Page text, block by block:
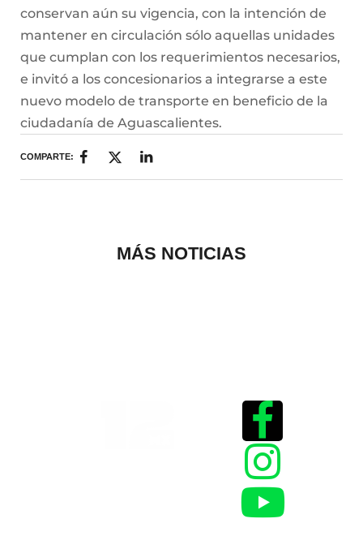
conservan aún su vigencia, con la intención de
mantener en circulación sólo aquellas unidades
que cumplan con los requerimientos necesarios,
e invitó a los concesionarios a integrarse a este
nuevo modelo de transporte en beneficio de la
ciudadanía de Aguascalientes.
COMPARTE:
MÁS NOTICIAS